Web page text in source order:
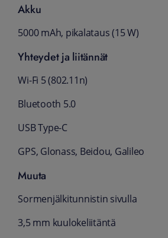
Akku
5000 mAh, pikalataus (15 W)
Yhteydet ja liitännät
Wi-Fi 5 (802.11n)
Bluetooth 5.0
USB Type-C
GPS, Glonass, Beidou, Galileo
Muuta
Sormenjälkitunnistin sivulla
3,5 mm kuulokeliitäntä